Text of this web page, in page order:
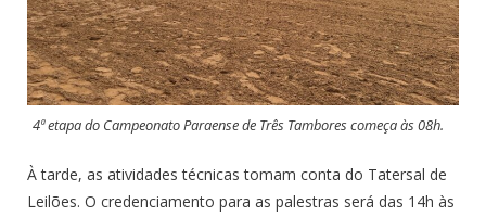
4ª etapa do Campeonato Paraense de Três Tambores começa às 08h.
À tarde, as atividades técnicas tomam conta do Tatersal de
Leilões. O credenciamento para as palestras será das 14h às